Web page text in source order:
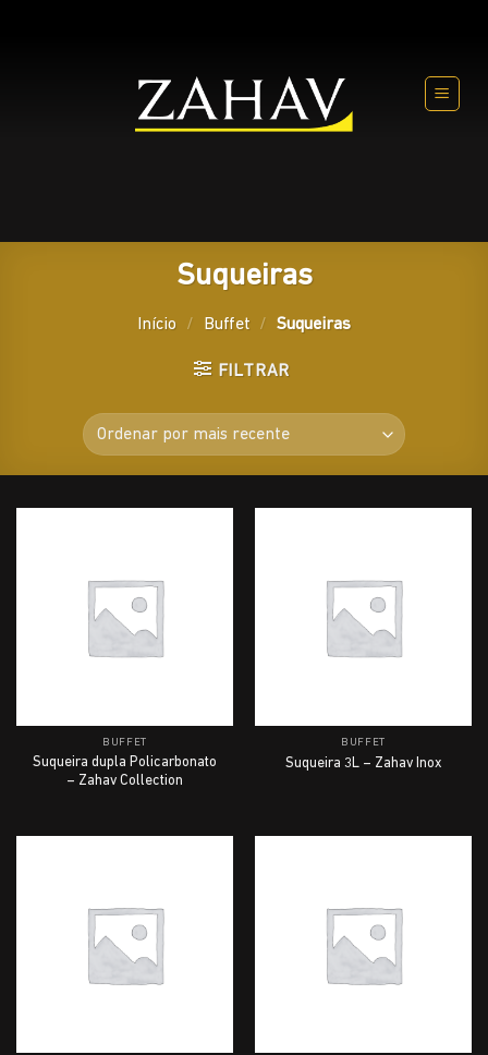
Suqueiras
Início / Buffet / Suqueiras
FILTRAR
BUFFET
Suqueira dupla Policarbonato
– Zahav Collection
BUFFET
Suqueira 3L – Zahav Inox